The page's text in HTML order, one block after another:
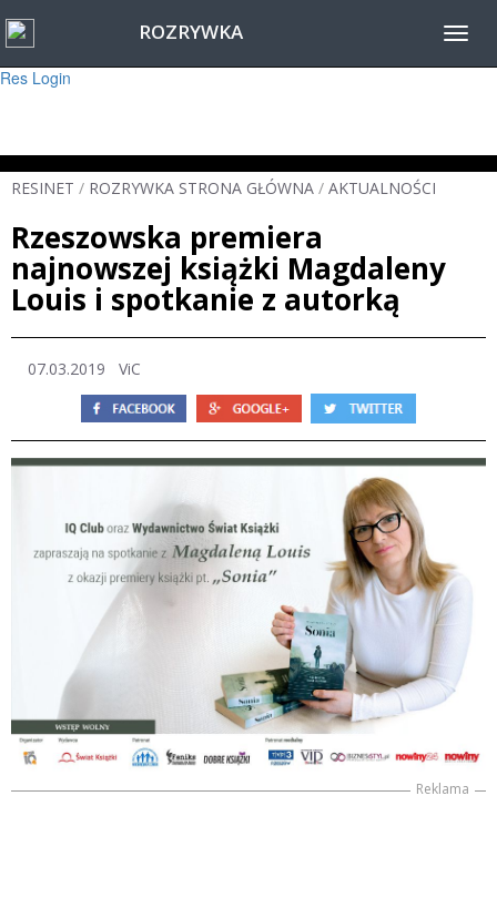
Warning
: session_start(): Failed to read session data: user (path: ) in
Res Login
ROZRYWKA
RESINET / ROZRYWKA STRONA GŁÓWNA / AKTUALNOŚCI
Rzeszowska premiera
najnowszej książki Magdaleny
Louis i spotkanie z autorką
07.03.2019 ViC
Reklama